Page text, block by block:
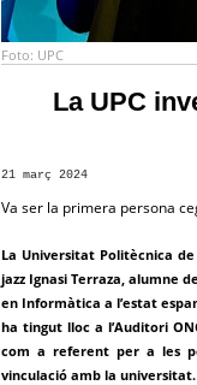
Foto: UPC
La UPC
21 març 2024
Va ser la primera persona
La Universitat Politècnica
jazz Ignasi Terraza, alumne
en Informàtica a l’estat
ha tingut lloc a l’Auditori
com a referent per a les
vinculació amb la universitat.